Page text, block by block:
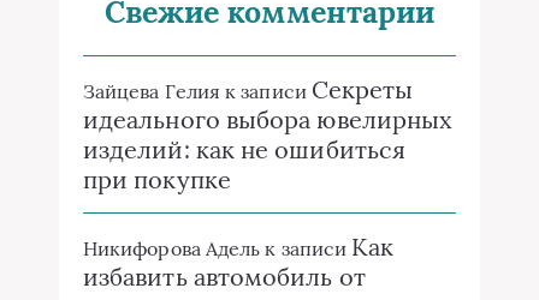
Свежие комментарии
Зайцева Гелия к записи Секреты
идеального выбора ювелирных
изделий: как не ошибиться
при покупке
Никифорова Адель к записи Как
избавить автомобиль от